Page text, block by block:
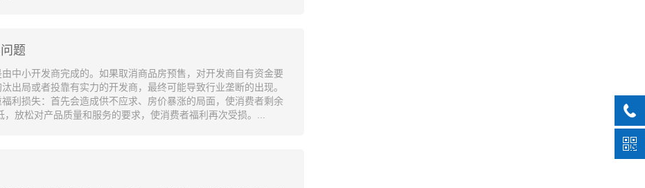
题
中小开发商完成的。如果取消商品房预售，对开发商自有资金要
出局或者投靠有实力的开发商，最终可能导致行业垄断的出现。
利损失：首先会造成供不应求、房价暴涨的局面，使消费者剩余
放松对产品质量和服务的要求，使消费者福利再次受损。...